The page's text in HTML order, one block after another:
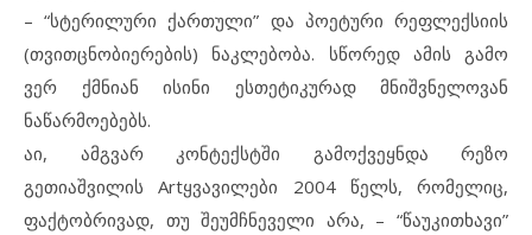
– “სტერილური ქართული” და პოეტური რეფლექსიის
(თვითცნობიერების) ნაკლებობა. სწორედ ამის გამო
ვერ ქმნიან ისინი ესთეტიკურად მნიშვნელოვან
ნაწარმოებებს.
აი, ამგვარ კონტექსტში გამოქვეყნდა რეზო
გეთიაშვილის Artყვავილები 2004 წელს, რომელიც,
ფაქტობრივად, თუ შეუმჩნეველი არა, – “წაუკითხავი”